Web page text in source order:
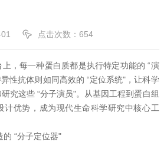
点击次数：654
，每一种蛋白质都是执行特定功能的 “演
性抗体则如同高效的 “定位系统"，让科学
究这些 “分子演员"。从基因工程到蛋白组
计优势，成为现代生命科学研究中核心工
“分子定位器"